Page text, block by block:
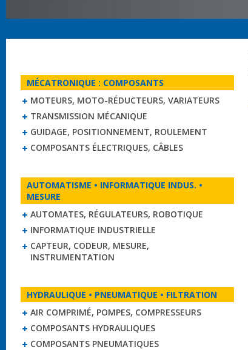
MÉCATRONIQUE : COMPOSANTS
MOTEURS, MOTO-RÉDUCTEURS, VARIATEURS
TRANSMISSION MÉCANIQUE
GUIDAGE, POSITIONNEMENT, ROULEMENT
COMPOSANTS ÉLECTRIQUES, CÂBLES
AUTOMATISME • INFORMATIQUE INDUS. •
MESURE
AUTOMATES, RÉGULATEURS, ROBOTIQUE
INFORMATIQUE INDUSTRIELLE
CAPTEUR, CODEUR, MESURE,
INSTRUMENTATION
HYDRAULIQUE • PNEUMATIQUE • FILTRATION
AIR COMPRIMÉ, POMPES, COMPRESSEURS
COMPOSANTS HYDRAULIQUES
COMPOSANTS PNEUMATIQUES